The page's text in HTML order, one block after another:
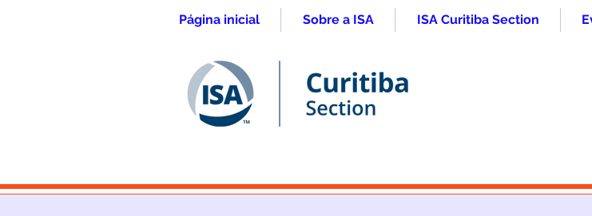
Página inicial Sobre a ISA ISA Curitiba Section